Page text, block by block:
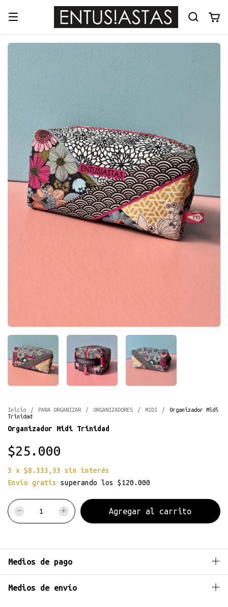
Inicio / PARA ORGANIZAR / ORGANIZADORES / MIDI /
Organizador Midi
Trinidad
Organizador Midi Trinidad
$25.000
3 x $8.333,33
sin interés
Envío gratis
superando los $120.000
Medios de pago
Medios de envío